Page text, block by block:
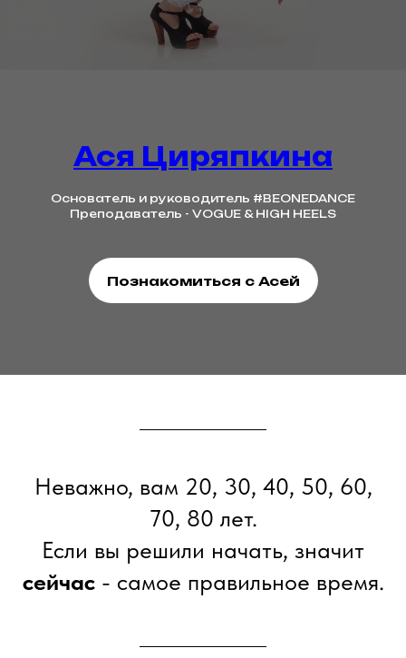
Ася Циряпкина
Основатель и руководитель #BEONEDANCE
Преподаватель - VOGUE & HIGH HEELS
Познакомиться с Асей
Неважно, вам 20, 30, 40, 50, 60,
70, 80 лет.
Если вы решили начать, значит
сейчас- самое правильное время.